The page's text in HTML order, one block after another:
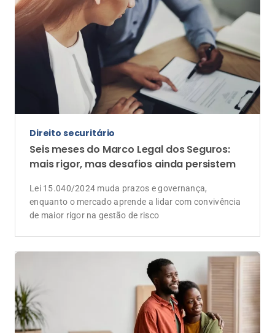
Consórcios
Aquecimento do mercado imobiliário
Especialista explica como a modalidade atende
diferentes perfis de consumidores e contribui para a
construção de patrimônio, sem cobrança de juros